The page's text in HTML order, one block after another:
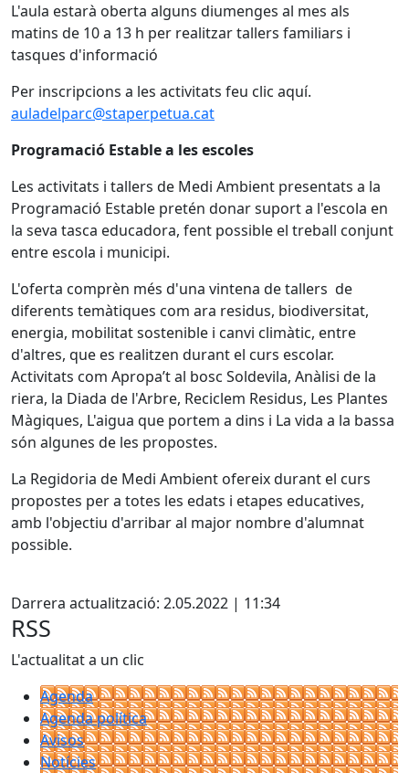
L'aula estarà oberta alguns diumenges al mes als
matins de 10 a 13 h per realitzar tallers familiars i
tasques d'informació
Per inscripcions a les activitats feu clic aquí.
auladelparc@staperpetua.cat
Programació Estable a les escoles
Les activitats i tallers de Medi Ambient presentats a la
Programació Estable pretén donar suport a l'escola en
la seva tasca educadora, fent possible el treball conjunt
entre escola i municipi.
L'oferta comprèn més d'una vintena de tallers de
diferents temàtiques com ara residus, biodiversitat,
energia, mobilitat sostenible i canvi climàtic, entre
d'altres, que es realitzen durant el curs escolar.
Activitats com Apropa’t al bosc Soldevila, Anàlisi de la
riera, la Diada de l'Arbre, Reciclem Residus, Les Plantes
Màgiques, L'aigua que portem a dins i La vida a la bassa
són algunes de les propostes.
La Regidoria de Medi Ambient ofereix durant el curs
propostes per a totes les edats i etapes educatives,
amb l'objectiu d'arribar al major nombre d'alumnat
possible.
Darrera actualització: 2.05.2022 | 11:34
RSS
L'actualitat a un clic
Agenda
Agenda política
Avisos
Notícies